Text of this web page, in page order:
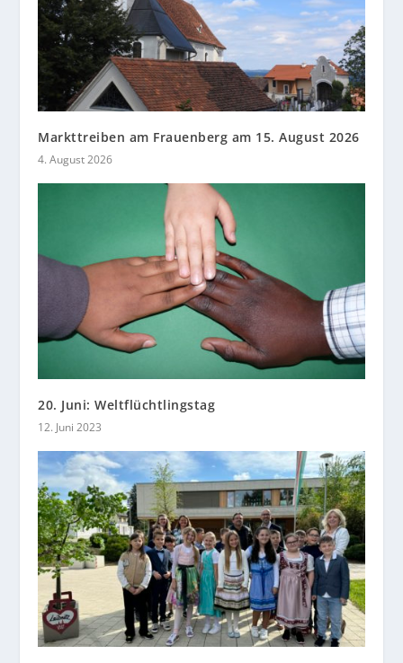
Markttreiben am Frauenberg am 15. August 2026
4. August 2026
20. Juni: Weltflüchtlingstag
12. Juni 2023